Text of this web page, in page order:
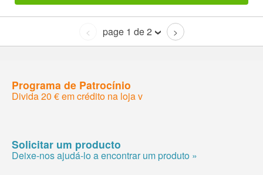
< page 1 de 2 >
Programa de Patrocínio
Divida 20 € em crédito na loja v
Solicitar um producto
Deixe-nos ajudá-lo a encontrar um produto »